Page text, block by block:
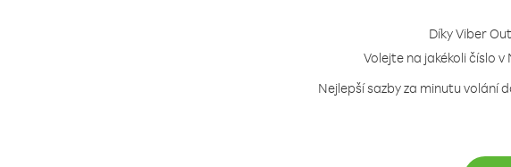
Díky Viber
Volejte na jakékoli číslo
Nejlepší sazby za minutu volání